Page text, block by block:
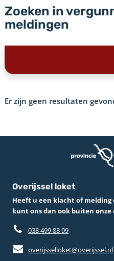
Zoeken in
meldingen
Er zijn geen resultaten
Overijssel loket
Heeft u een klacht of melding
kunt ons dan ook buiten
038 499 88 99
overijsselloket@overijssel.nl